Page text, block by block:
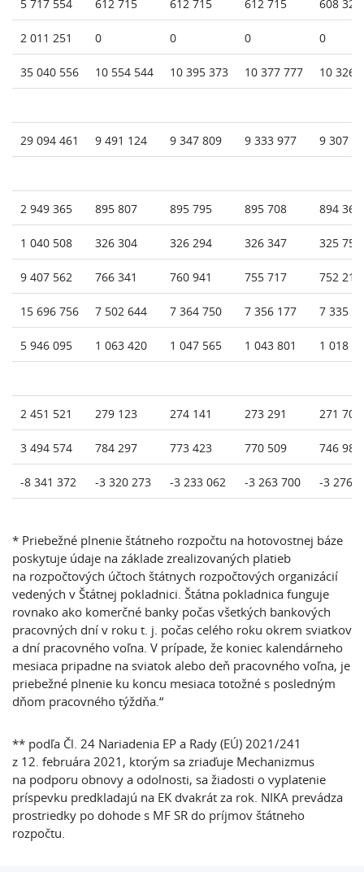
5 717 554 612 715 612 715 612 715 608 323
2 011 251 0 0 0 0
35 040 556 10 554 544 10 395 373 10 377 777 10 326
29 094 461 9 491 124 9 347 809 9 333 977 9 307
2 949 365 895 807 895 795 895 708 894 362
1 040 508 326 304 326 294 326 347 325 754
9 407 562 766 341 760 941 755 717 752 219
15 696 756 7 502 644 7 364 750 7 356 177 7 335
5 946 095 1 063 420 1 047 565 1 043 801 1 018
2 451 521 279 123 274 141 273 291 271 707
3 494 574 784 297 773 423 770 509 746 989
-8 341 372 -3 320 273 -3 233 062 -3 263 700 -3 276
* Priebežné plnenie štátneho rozpočtu na hotovostnej báze
poskytuje údaje na základe zrealizovaných platieb
na rozpočtových účtoch štátnych rozpočtových organizácií
vedených v Štátnej pokladnici. Štátna pokladnica funguje
rovnako ako komerčné banky počas všetkých bankových
pracovných dní v roku t. j. počas celého roku okrem sviatkov
a dní pracovného voľna. V prípade, že koniec kalendárneho
mesiaca pripadne na sviatok alebo deň pracovného voľna, je
priebežné plnenie ku koncu mesiaca totožné s posledným
dňom pracovného týždňa.“
** podľa Čl. 24 Nariadenia EP a Rady (EÚ) 2021/241
z 12. februára 2021, ktorým sa zriaďuje Mechanizmus
na podporu obnovy a odolnosti, sa žiadosti o vyplatenie
príspevku predkladajú na EK dvakrát za rok. NIKA prevádza
prostriedky po dohode s MF SR do príjmov štátneho
rozpočtu.